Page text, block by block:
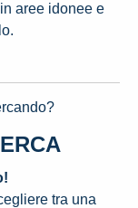
aree idonee e
tra una